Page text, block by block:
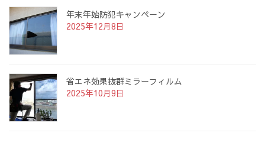
年末年始防犯キャンペーン
2025年12月8日
省エネ効果抜群ミラーフィルム
2025年10月9日